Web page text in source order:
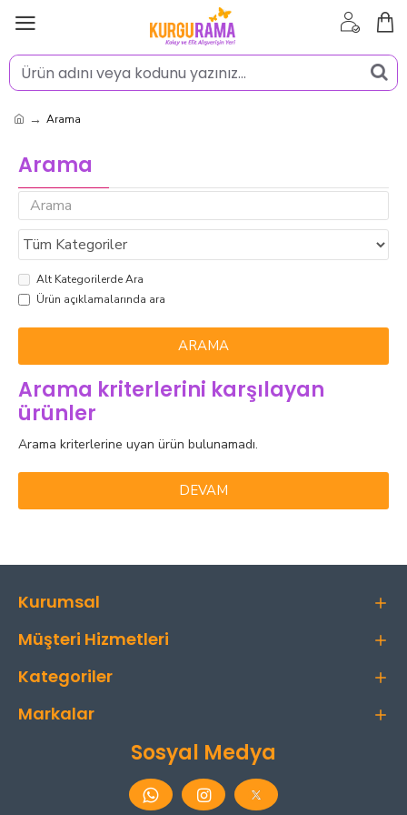
Arama
Arama
Alt Kategorilerde Ara
Ürün açıklamalarında ara
ARAMA
Arama kriterlerini karşılayan
ürünler
Arama kriterlerine uyan ürün bulunamadı.
DEVAM
Kurumsal
Müşteri Hizmetleri
Kategoriler
Markalar
Sosyal Medya